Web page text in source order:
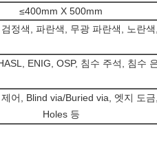
≤400mm X 500mm
정색, 파란색, 무광 파란색, 노란
ENIG, OSP, 침수 주석, 침수
어, Blind via/Buried via, 엣지 도
Holes 등